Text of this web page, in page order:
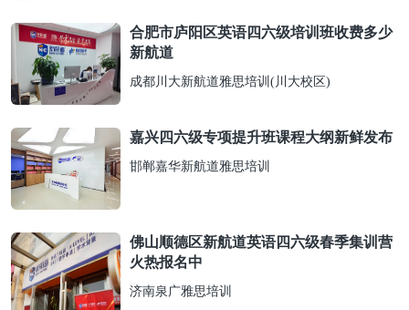
合肥市庐阳区英语四六级培训班收费多少
新航道
成都川大新航道雅思培训(川大校区)
嘉兴四六级专项提升班课程大纲新鲜发布
邯郸嘉华新航道雅思培训
佛山顺德区新航道英语四六级春季集训营
火热报名中
济南泉广雅思培训